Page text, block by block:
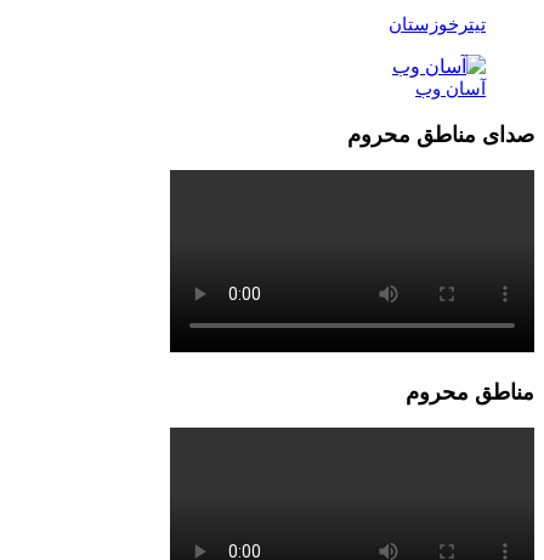
تیترخوزستان
آسان وب
صدای مناطق محروم
مناطق محروم